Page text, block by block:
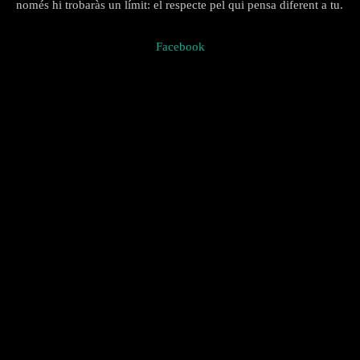
només hi trobaràs un límit: el respecte pel qui pensa diferent a tu.
Facebook